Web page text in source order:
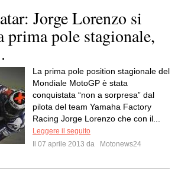
Jorge Lorenzo si
prima pole stagionale,
La prima pole position stagionale del
Mondiale MotoGP è stata
conquistata “non a sorpresa” dal
pilota del team Yamaha Factory
Racing Jorge Lorenzo che con il...
Leggere il seguito
Il 07 aprile 2013 da
Motonews24